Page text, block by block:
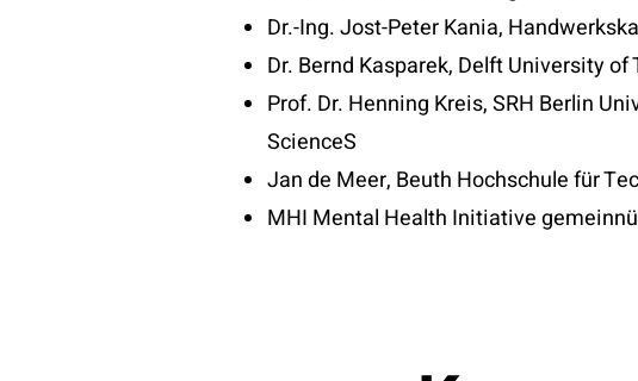
Dr.-Ing. Jost-Peter Kania,
Dr. Bernd Kasparek, Delft University of
Prof. Dr. Henning Kreis, SRH Berlin
ScienceS
Jan de Meer, Beuth Hochschule für
MHI Mental Health Initiative